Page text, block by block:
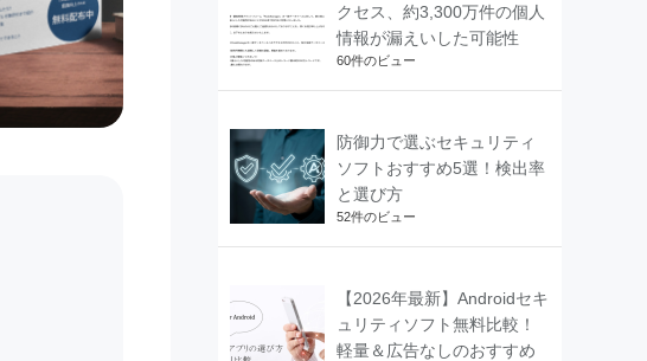
クセス、約3,300万件の個人
情報が漏えいした可能性
60件のビュー
防御力で選ぶセキュリティ
ソフトおすすめ5選！検出率
と選び方
52件のビュー
【2026年最新】Androidセキ
ュリティソフト無料比較！
軽量＆広告なしのおすすめ